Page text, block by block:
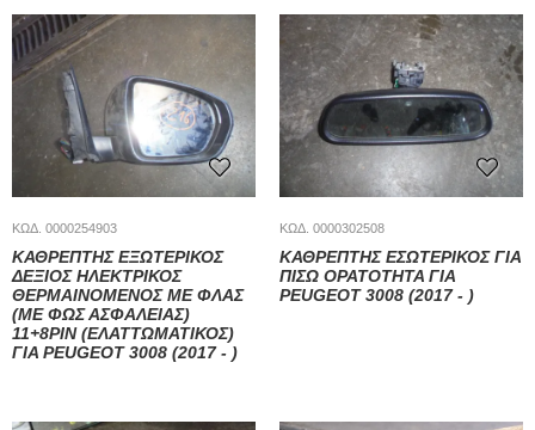
ΚΩΔ. 0000254903
ΚΑΘΡΕΠΤΗΣ ΕΞΩΤΕΡΙΚΟΣ
ΔΕΞΙΟΣ ΗΛΕΚΤΡΙΚΟΣ
ΘΕΡΜΑΙΝΟΜΕΝΟΣ ΜΕ ΦΛΑΣ
(ΜΕ ΦΩΣ ΑΣΦΑΛΕΙΑΣ)
11+8PIN (ΕΛΑΤΤΩΜΑΤΙΚΟΣ)
ΓΙΑ PEUGEOT 3008 (2017 - )
ΚΩΔ. 0000302508
ΚΑΘΡΕΠΤΗΣ ΕΣΩΤΕΡΙΚΟΣ ΓΙΑ
ΠΙΣΩ ΟΡΑΤΟΤΗΤΑ ΓΙΑ
PEUGEOT 3008 (2017 - )